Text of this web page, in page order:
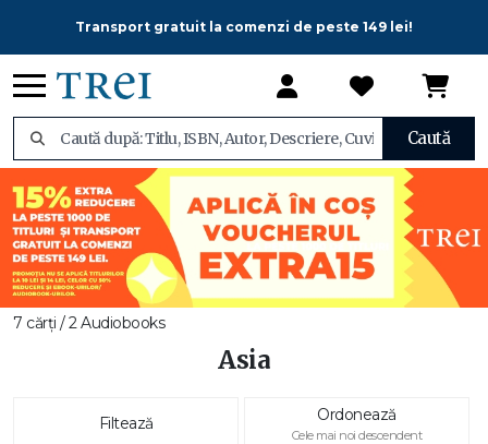
Transport gratuit la comenzi de peste 149 lei!
Caută
7 cărți / 2 Audiobooks
Asia
Filtează Ordonează
Cele mai noi descendent